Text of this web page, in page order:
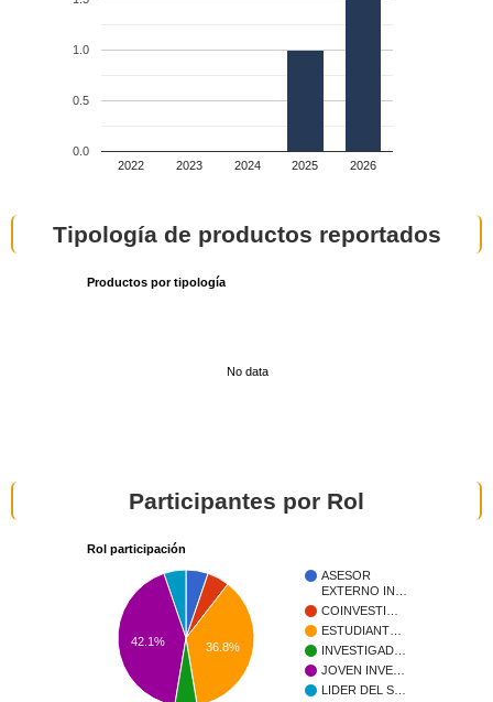
2022 2023 2024 2025 2026
0.0
0.5
1.0
Tipología de productos reportados
Productos por tipología
No data
Participantes por Rol
Rol participación
ASESOR
EXTERNO IN…
COINVESTI…
ESTUDIANT…
INVESTIGAD…
JOVEN INVE…
LIDER DEL S…
36.8%
42.1%